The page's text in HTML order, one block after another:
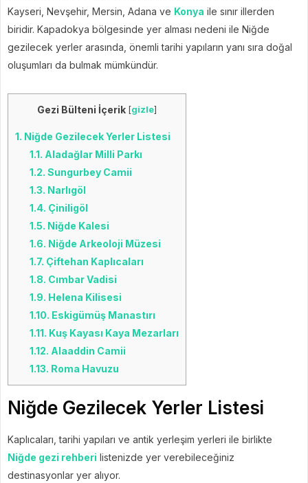
Kayseri, Nevşehir, Mersin, Adana ve Konya ile sınır illerden
biridir. Kapadokya bölgesinde yer alması nedeni ile Niğde
gezilecek yerler arasında, önemli tarihi yapıların yanı sıra doğal
oluşumları da bulmak mümkündür.
Gezi Bülteni İçerik [gizle]
1. Niğde Gezilecek Yerler Listesi
1.1. Aladağlar Milli Parkı
1.2. Sungurbey Camii
1.3. Narlıgöl
1.4. Çiniligöl
1.5. Niğde Kalesi
1.6. Niğde Arkeoloji Müzesi
1.7. Çiftehan Kaplıcaları
1.8. Cımbar Vadisi
1.9. Helena Kilisesi
1.10. Eskigümüş Manastırı
1.11. Kuş Kayası Kaya Mezarları
1.12. Alaaddin Camii
1.13. Roma Havuzu
Niğde Gezilecek Yerler Listesi
Kaplıcaları, tarihi yapıları ve antik yerleşim yerleri ile birlikte
Niğde gezi rehberi listenizde yer verebileceğiniz
destinasyonlar yer alıyor.